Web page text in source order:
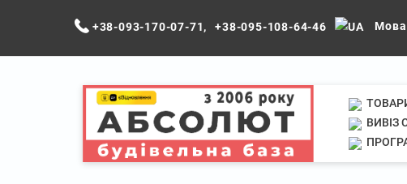
+38-093-170-07-71, +38-095-108-64-46 Мова
ВИВІЗ